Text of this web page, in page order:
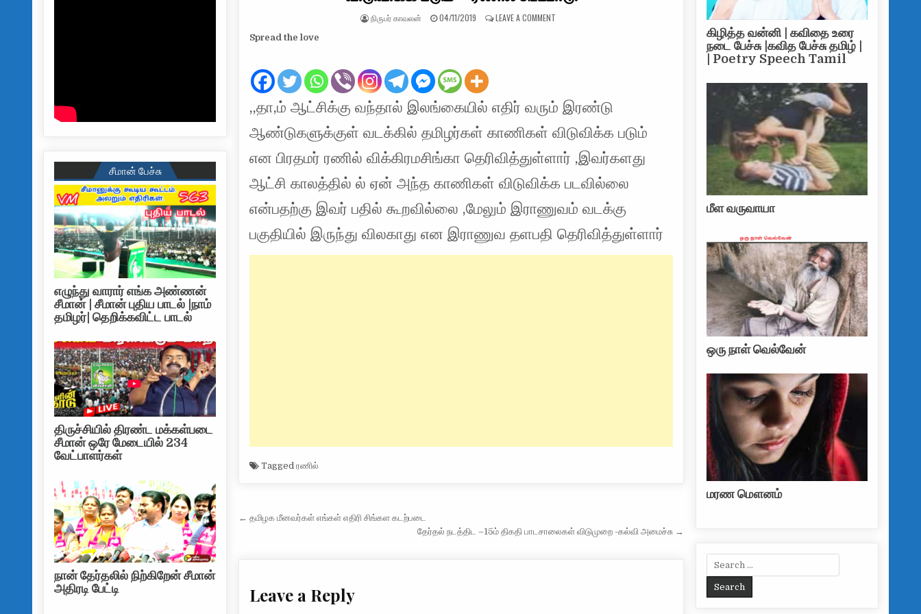
AUTHOR:
நிருபர் காவலன் PUBLISHED DATE:
04/11/2019 LEAVE A COMMENTON வடக்கில் தமிழர்கள் காணிகள் இரண்டு வருடத்தில் விடுவிக்க படும் – ரணில் கூப்பாடு
Spread the love
,,தா,ம் ஆட்சிக்கு வந்தால் இலங்கையில் எதிர் வரும் இரண்டு
ஆண்டுகளுக்குள் வடக்கில் தமிழர்கள் காணிகள் விடுவிக்க படும்
என பிரதமர் ரணில் விக்கிரமசிங்கா தெரிவித்துள்ளார் ,இவர்களது
ஆட்சி காலத்தில் ல் ஏன் அந்த காணிகள் விடுவிக்க படவில்லை
என்பதற்கு இவர் பதில் கூறவில்லை ,மேலும் இராணுவம் வடக்கு
பகுதியில் இருந்து விலகாது என இராணுவ தளபதி தெரிவித்துள்ளார்
Taggedரணில்
Post navigation
← தமிழக மீனவர்கள் எங்கள் எதிரி சிங்கள கடற்படை
தேர்தல் நடத்திட –15ம் திகதி பாடசாலைகள் விடுமுறை -கல்வி அமைச்சு →
Leave a Reply
சீமான் பேச்சு
எழுந்து வாரார் எங்க அண்ணன்
சீமான் | சீமான் புதிய பாடல் |நாம்
தமிழர்| தெறிக்கவிட்ட பாடல்
திருச்சியில் திரண்ட மக்கள்படை
சீமான் ஒரே மேடையில் 234
வேட்பாளர்கள்
நான் தேர்தலில் நிற்கிறேன் சீமான்
அதிரடி பேட்டி
கிழித்த வன்னி | கவிதை உரை
நடை பேச்சு |கவித பேச்சு தமிழ் |
| Poetry Speech Tamil
மீள வருவாயா
ஒரு நாள் வெல்வேன்
மரண மௌனம்
Search for: